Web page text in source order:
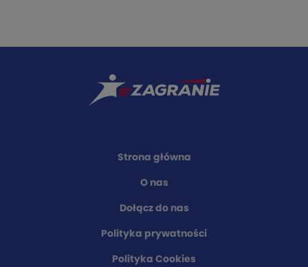
Strona główna
O nas
Dołącz do nas
Polityka prywatności
Polityka Cookies